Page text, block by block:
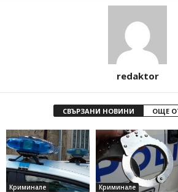
redaktor
СВЪРЗАНИ НОВИНИ ОЩЕ
Криминале Криминале